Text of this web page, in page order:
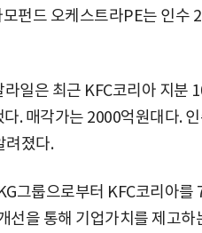
펀드 오케스트라PE는 인수
일은 최근 KFC코리아 지분
. 매각가는 2000억원대다.
려졌다.
그룹으로부터 KFC코리아를
선을 통해 기업가치를 제고하